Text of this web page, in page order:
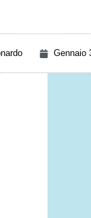
Gennaio